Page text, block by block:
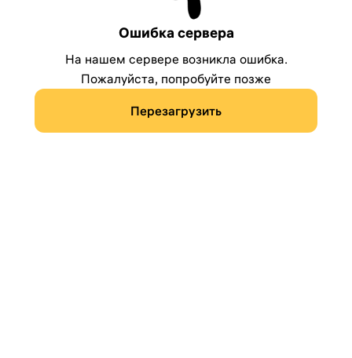
Ошибка сервера
На нашем сервере возникла ошибка.
Пожалуйста, попробуйте позже
Перезагрузить